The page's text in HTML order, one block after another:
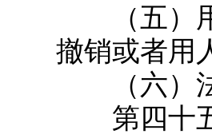
（五）用
撤销或者用
（六）法
第四十五